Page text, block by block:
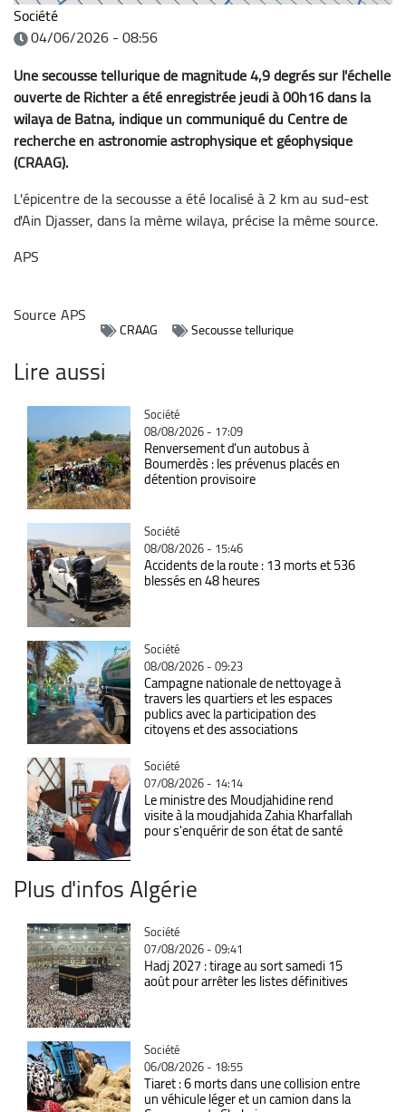
Société
04/06/2026 - 08:56
Une secousse tellurique de magnitude 4,9 degrés sur l'échelle
ouverte de Richter a été enregistrée jeudi à 00h16 dans la
wilaya de Batna, indique un communiqué du Centre de
recherche en astronomie astrophysique et géophysique
(CRAAG).
L'épicentre de la secousse a été localisé à 2 km au sud-est
d'Ain Djasser, dans la même wilaya, précise la même source.
APS
SourceAPS
CRAAG Secousse tellurique
Lire aussi
Catégorie
Société
08/08/2026 - 17:09
Renversement d'un autobus à
Boumerdès : les prévenus placés en
détention provisoire
Catégorie
Société
08/08/2026 - 15:46
Accidents de la route : 13 morts et 536
blessés en 48 heures
Catégorie
Société
08/08/2026 - 09:23
Campagne nationale de nettoyage à
travers les quartiers et les espaces
publics avec la participation des
citoyens et des associations
Catégorie
Société
07/08/2026 - 14:14
Le ministre des Moudjahidine rend
visite à la moudjahida Zahia Kharfallah
pour s'enquérir de son état de santé
Plus d'infos Algérie
Catégorie
Société
07/08/2026 - 09:41
Hadj 2027 : tirage au sort samedi 15
août pour arrêter les listes définitives
Catégorie
Société
06/08/2026 - 18:55
Tiaret : 6 morts dans une collision entre
un véhicule léger et un camion dans la